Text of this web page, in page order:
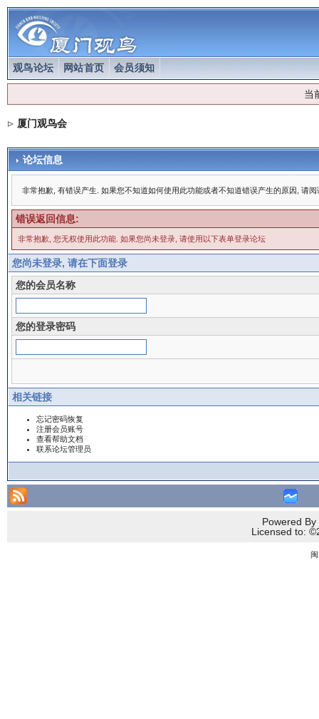
观鸟论坛 网站首页 会员须知
当
厦门观鸟会
论坛信息
非常抱歉, 有错误产生. 如果您不知道如何使用此功能或者不知道错误产生的原因, 请
错误返回信息:
非常抱歉, 您无权使用此功能. 如果您尚未登录, 请使用以下表单登录论坛
您尚未登录, 请在下面登录
您的会员名称
您的登录密码
相关链接
忘记密码恢复
注册会员账号
查看帮助文档
联系论坛管理员
Powered
Licensed to: